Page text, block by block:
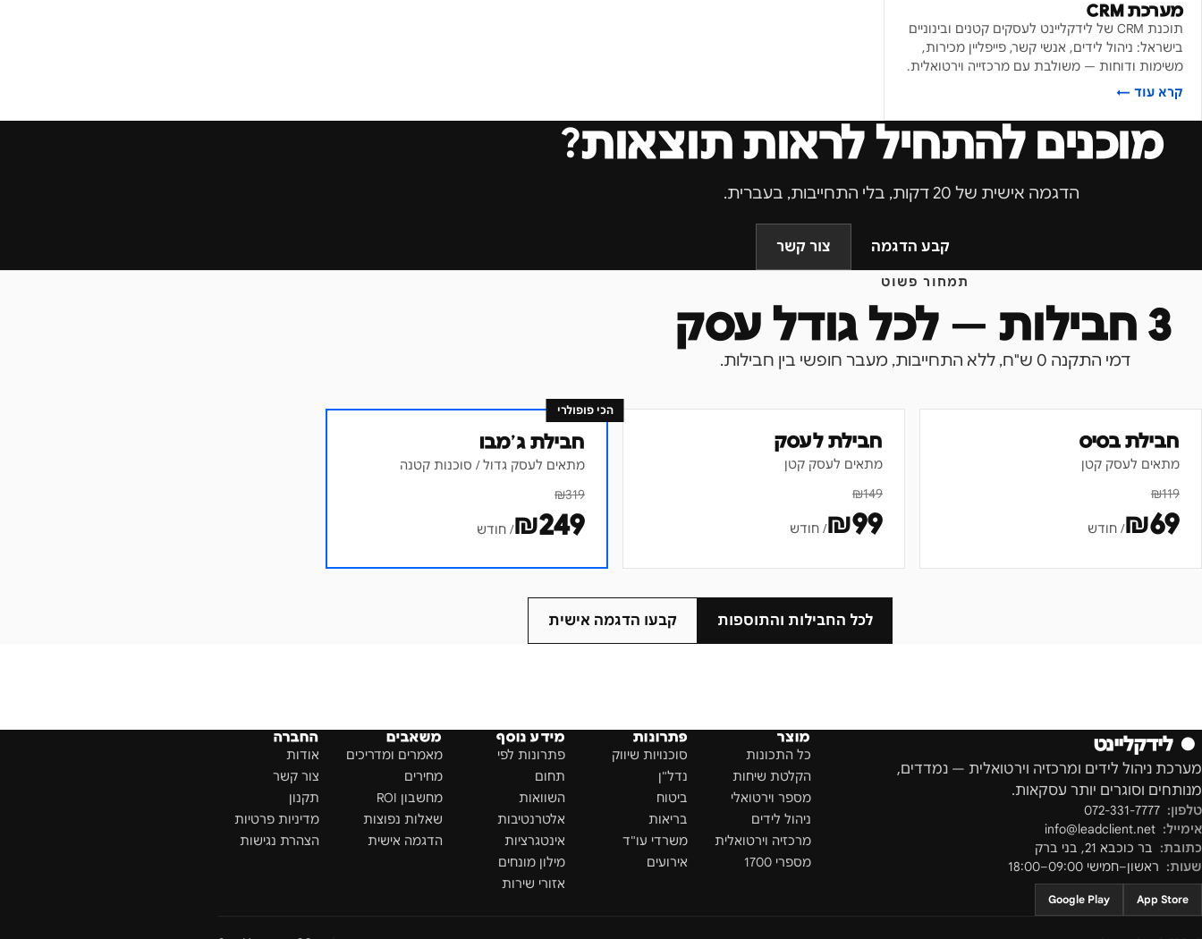
מערכת CRM
תוכנת CRM של לידקליינט לעסקים קטנים ובינוניים
בישראל: ניהול לידים, אנשי קשר, פייפליין מכירות,
משימות ודוחות — משולבת עם מרכזייה וירטואלית.
קרא עוד ←
מוכנים להתחיל לראות תוצאות?
הדגמה אישית של 20 דקות, בלי התחייבות, בעברית.
קבע הדגמה צור קשר
תמחור פשוט
3 חבילות — לכל גודל עסק
דמי התקנה 0 ש"ח, ללא התחייבות, מעבר חופשי בין חבילות.
חבילת בסיס
מתאים לעסק קטן
₪119
₪69 / חודש
חבילת לעסק
מתאים לעסק קטן
₪149
₪99 / חודש
הכי פופולרי
חבילת ג׳מבו
מתאים לעסק גדול / סוכנות קטנה
₪319
₪249 / חודש
לכל החבילות והתוספות קבעו הדגמה אישית
● לידקליינט
מערכת ניהול לידים ומרכזיה וירטואלית — נמדדים,
מנותחים וסוגרים יותר עסקאות.
טלפון: 072-331-7777
אימייל: info@leadclient.net
כתובת: בר כוכבא 21 , בני ברק
שעות: ראשון–חמישי 09:00–18:00
App Store
Google Play
מוצר
כל התכונות
הקלטת שיחות
מספר וירטואלי
ניהול לידים
מרכזיה וירטואלית
מספרי 1700
פתרונות
סוכנויות שיווק
נדל"ן
ביטוח
בריאות
משרדי עו"ד
אירועים
מידע נוסף
פתרונות לפי
תחום
השוואות
אלטרנטיבות
אינטגרציות
מילון מונחים
אזורי שירות
משאבים
מאמרים ומדריכים
מחירים
מחשבון ROI
שאלות נפוצות
הדגמה אישית
החברה
אודות
צור קשר
תקנון
מדיניות פרטיות
הצהרת נגישות